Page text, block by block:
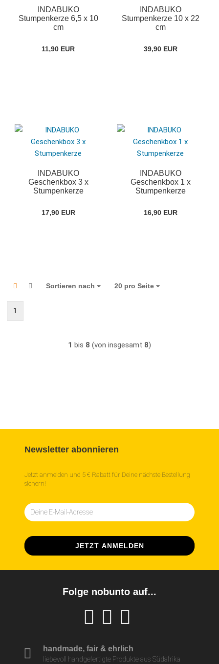
INDABUKO
Stumpenkerze 6,5 x 10
cm
11,90 EUR
INDABUKO
Stumpenkerze 10 x 22
cm
39,90 EUR
INDABUKO
Geschenkbox 3 x
Stumpenkerze
17,90 EUR
INDABUKO
Geschenkbox 1 x
Stumpenkerze
16,90 EUR
Sortieren nach
Sortieren nach 20 pro Seite
pro Seite
1
1 bis 8 (von insgesamt 8)
Newsletter abonnieren
Jetzt anmelden und 5 € Rabatt für Deine nächste Bestellung
sichern!
Folge nobunto auf...
handmade, fair & ehrlich
liebevoll handgefertigte Produkte aus Südafrika